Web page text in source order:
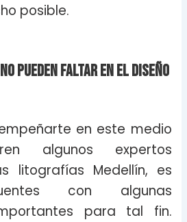
posible.
pueden faltar en el diseño
en este medio
algunos expertos
litografías Medellín, es
con algunas
para tal fin.